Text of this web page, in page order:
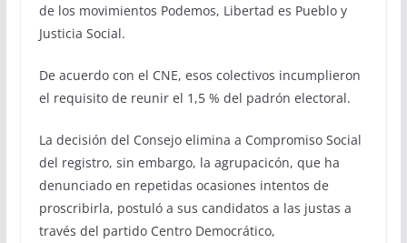
de los movimientos Podemos, Libertad es Pueblo y
Justicia Social.
De acuerdo con el CNE, esos colectivos incumplieron
el requisito de reunir el 1,5 % del padrón electoral.
La decisión del Consejo elimina a Compromiso Social
del registro, sin embargo, la agrupacicón, que ha
denunciado en repetidas ocasiones intentos de
proscribirla, postuló a sus candidatos a las justas a
través del partido Centro Democrático,